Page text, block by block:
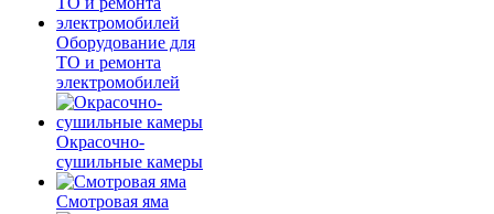
Оборудование для
ТО и ремонта
электромобилей
Окрасочно-
сушильные камеры
Смотровая яма